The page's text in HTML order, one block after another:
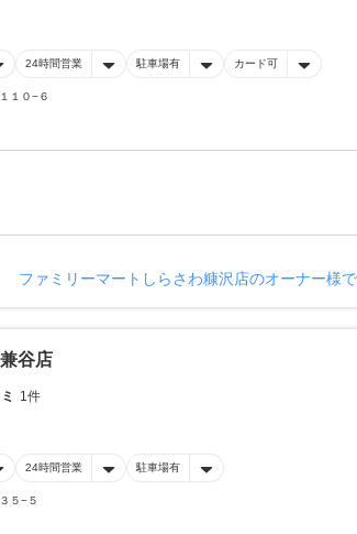
24時間営業 駐車場有 カード可
１０−６
ファミリーマートしらさわ糠沢店のオーナー様
谷店
1件
24時間営業 駐車場有
５−５